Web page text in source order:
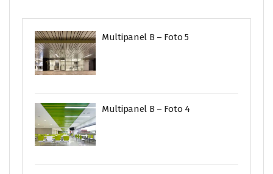
Multipanel B – Foto 5
Multipanel B – Foto 4